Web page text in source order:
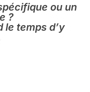
ou un
?
le temps d’y